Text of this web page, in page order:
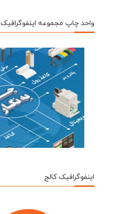
واحد چاپ مجموعه اینفوگرافیک
اینفوگرافیک کالج